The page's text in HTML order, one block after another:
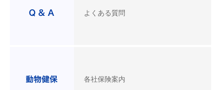
よくある質問
各社保険案内